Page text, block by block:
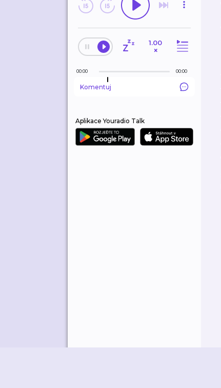
1.00
×
00:00 00:00
Komentuj
Aplikace Youradio Talk